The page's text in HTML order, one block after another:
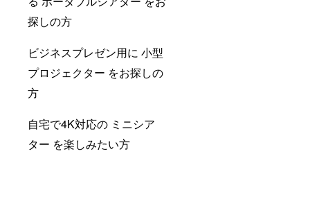
探しの方
ビジネスプレゼン用に 小型
プロジェクター をお探しの
方
自宅で4K対応の ミニシア
ター を楽しみたい方